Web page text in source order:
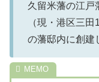
久留米藩の江戸
（現・港区三
の藩邸内に創建